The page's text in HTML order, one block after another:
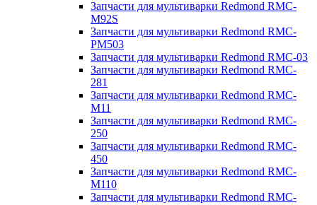
Запчасти для мультиварки Redmond RMC-
M92S
Запчасти для мультиварки Redmond RMC-
PM503
Запчасти для мультиварки Redmond RMC-03
Запчасти для мультиварки Redmond RMC-
281
Запчасти для мультиварки Redmond RMC-
M11
Запчасти для мультиварки Redmond RMC-
250
Запчасти для мультиварки Redmond RMC-
450
Запчасти для мультиварки Redmond RMC-
M110
Запчасти для мультиварки Redmond RMC-